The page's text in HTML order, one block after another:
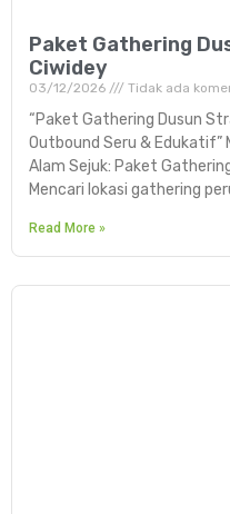
Paket Gathering
Ciwidey
03/12/2026 Tidak ada
“Paket Gathering Dusun
Outbound Seru & Edukatif”
Alam Sejuk: Paket
Mencari lokasi gathering
Read More »